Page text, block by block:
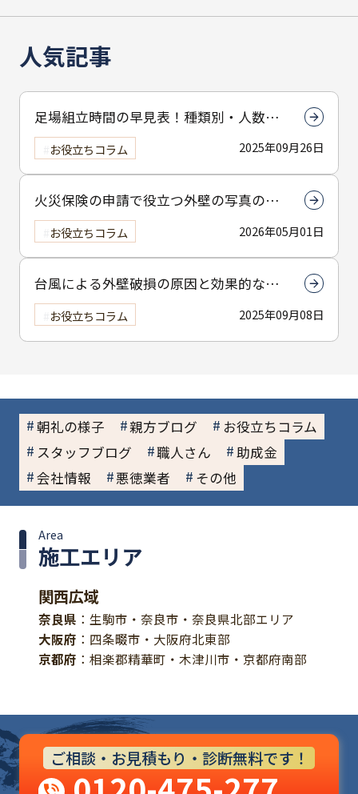
人気記事
足場組立時間の早見表！種類別・人数別
で組立時間を解説
2025年09月26日
お役立ちコラム
火災保険の申請で役立つ外壁の写真の撮
り方とは？撮影のコツを解説
2026年05月01日
お役立ちコラム
台風による外壁破損の原因と効果的な予
防策についてわかりやすく解説
2025年09月08日
お役立ちコラム
朝礼の様子 親方ブログ
お役立ちコラム
スタッフブログ
職人さん
助成金
会社情報
悪徳業者 その他
施工エリア
Area
関西広域
奈良県 ：生駒市・奈良市・奈良県北部エリア
大阪府 ：四条畷市・大阪府北東部
京都府 ：相楽郡精華町・木津川市・京都府南部
ご相談・お見積もり・診断無料です！